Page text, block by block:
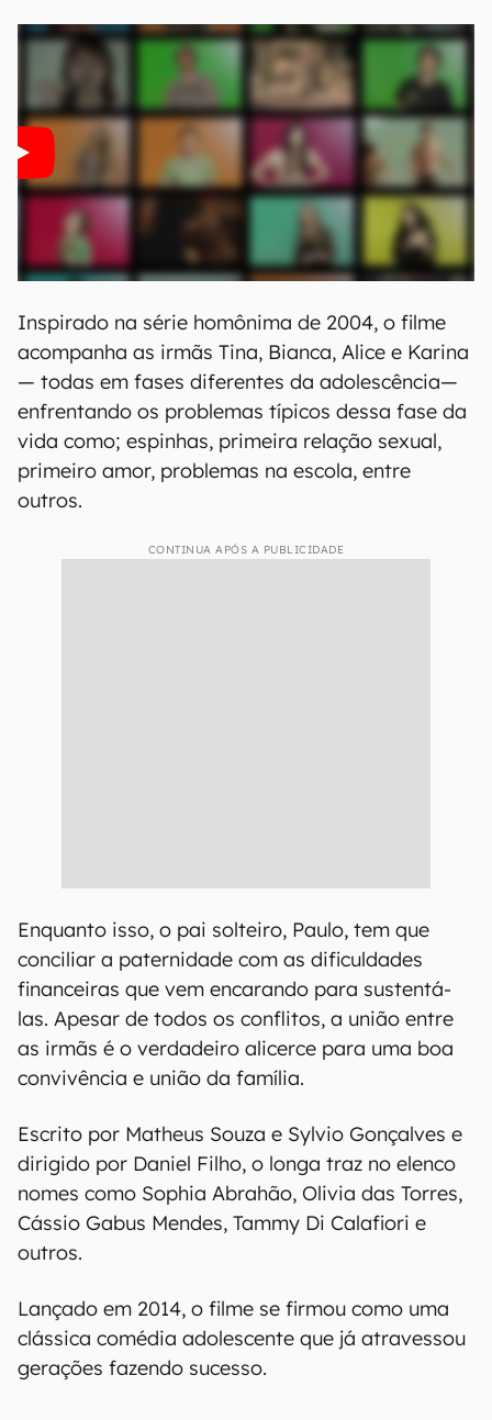
Inspirado na série homônima de 2004, o filme
acompanha as irmãs Tina, Bianca, Alice e Karina
— todas em fases diferentes da adolescência—
enfrentando os problemas típicos dessa fase da
vida como; espinhas, primeira relação sexual,
primeiro amor, problemas na escola, entre
outros.
CONTINUA APÓS A PUBLICIDADE
Enquanto isso, o pai solteiro, Paulo, tem que
conciliar a paternidade com as dificuldades
financeiras que vem encarando para sustentá-
las. Apesar de todos os conflitos, a união entre
as irmãs é o verdadeiro alicerce para uma boa
convivência e união da família.
Escrito por Matheus Souza e Sylvio Gonçalves e
dirigido por Daniel Filho, o longa traz no elenco
nomes como Sophia Abrahão, Olivia das Torres,
Cássio Gabus Mendes, Tammy Di Calafiori e
outros.
Lançado em 2014, o filme se firmou como uma
clássica comédia adolescente que já atravessou
gerações fazendo sucesso.